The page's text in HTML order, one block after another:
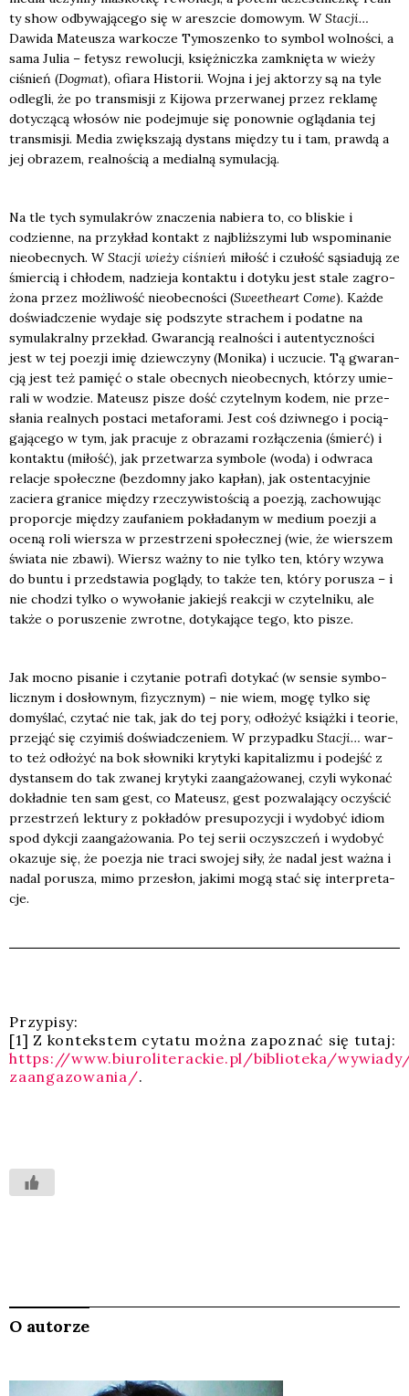
ty show odby­wa­ją­ce­go się w aresz­cie domo­wym. W Sta­cji…
Dawi­da Mate­usza war­ko­cze Tymo­szen­ko to sym­bol wol­no­ści, a
sama Julia – fetysz rewo­lu­cji, księż­nicz­ka zamknię­ta w wie­ży
ciśnień (Dogmat), ofia­ra Histo­rii. Woj­na i jej akto­rzy są na tyle
odle­gli, że po trans­mi­sji z Kijo­wa prze­rwa­nej przez rekla­mę
doty­czą­cą wło­sów nie podej­mu­je się ponow­nie oglą­da­nia tej
trans­mi­sji. Media zwięk­sza­ją dystans mię­dzy tu i tam, praw­dą a
jej obra­zem, real­no­ścią a medial­ną symu­la­cją.
Na tle tych symu­la­krów zna­cze­nia nabie­ra to, co bli­skie i
codzien­ne, na przy­kład kon­takt z naj­bliż­szy­mi lub wspo­mi­na­nie
nie­obec­nych. W Sta­cji wie­ży ciśnień miłość i czu­łość sąsia­du­ją ze
śmier­cią i chło­dem, nadzie­ja kon­tak­tu i doty­ku jest sta­le zagro­
żo­na przez moż­li­wość nie­obec­no­ści (Swe­ethe­art Come). Każ­de
doświad­cze­nie wyda­je się pod­szy­te stra­chem i podat­ne na
symu­la­kral­ny prze­kład. Gwa­ran­cją real­no­ści i auten­tycz­no­ści
jest w tej poezji imię dziew­czy­ny (Moni­ka) i uczu­cie. Tą gwa­ran­
cją jest też pamięć o sta­le obec­nych nie­obec­nych, któ­rzy umie­
ra­li w wodzie. Mate­usz pisze dość czy­tel­nym kodem, nie prze­
sła­nia real­nych posta­ci meta­fo­ra­mi. Jest coś dziw­ne­go i pocią­
ga­ją­ce­go w tym, jak pra­cu­je z obra­za­mi roz­łą­cze­nia (śmierć) i
kon­tak­tu (miłość), jak prze­twa­rza sym­bo­le (woda) i odwra­ca
rela­cje spo­łecz­ne (bez­dom­ny jako kapłan), jak osten­ta­cyj­nie
zacie­ra gra­ni­ce mię­dzy rze­czy­wi­sto­ścią a poezją, zacho­wu­jąc
pro­por­cje mię­dzy zaufa­niem pokła­da­nym w medium poezji a
oce­ną roli wier­sza w prze­strze­ni spo­łecz­nej (wie, że wier­szem
świa­ta nie zba­wi). Wiersz waż­ny to nie tyl­ko ten, któ­ry wzy­wa
do bun­tu i przed­sta­wia poglą­dy, to tak­że ten, któ­ry poru­sza – i
nie cho­dzi tyl­ko o wywo­ła­nie jakiejś reak­cji w czy­tel­ni­ku, ale
tak­że o poru­sze­nie zwrot­ne, doty­ka­ją­ce tego, kto pisze.
Jak moc­no pisa­nie i czy­ta­nie potra­fi doty­kać (w sen­sie sym­bo­
licz­nym i dosłow­nym, fizycz­nym) – nie wiem, mogę tyl­ko się
domy­ślać, czy­tać nie tak, jak do tej pory, odło­żyć książ­ki i teo­rie,
prze­jąć się czy­imiś doświad­cze­niem. W przy­pad­ku Sta­cji… war­
to też odło­żyć na bok słow­ni­ki kry­ty­ki kapi­ta­li­zmu i podejść z
dystan­sem do tak zwa­nej kry­ty­ki zaan­ga­żo­wa­nej, czy­li wyko­nać
dokład­nie ten sam gest, co Mate­usz, gest pozwa­la­ją­cy oczy­ścić
prze­strzeń lek­tu­ry z pokła­dów pre­su­po­zy­cji i wydo­być idiom
spod dyk­cji zaan­ga­żo­wa­nia. Po tej serii oczysz­czeń i wydo­być
oka­zu­je się, że poezja nie tra­ci swo­jej siły, że nadal jest waż­na i
nadal poru­sza, mimo prze­słon, jaki­mi mogą stać się inter­pre­ta­
cje.
Przy­pi­sy:
[1] Z kon­tek­stem cyta­tu moż­na zapo­znać się tutaj:
https://www.biuroliterackie.pl/biblioteka/
zaangazowania/.
O autorze